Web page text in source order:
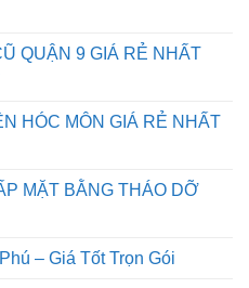
QUẬN 9 GIÁ RẺ NHẤT
HÓC MÔN GIÁ RẺ NHẤT
MẶT BẰNG THÁO DỠ
– Giá Tốt Trọn Gói